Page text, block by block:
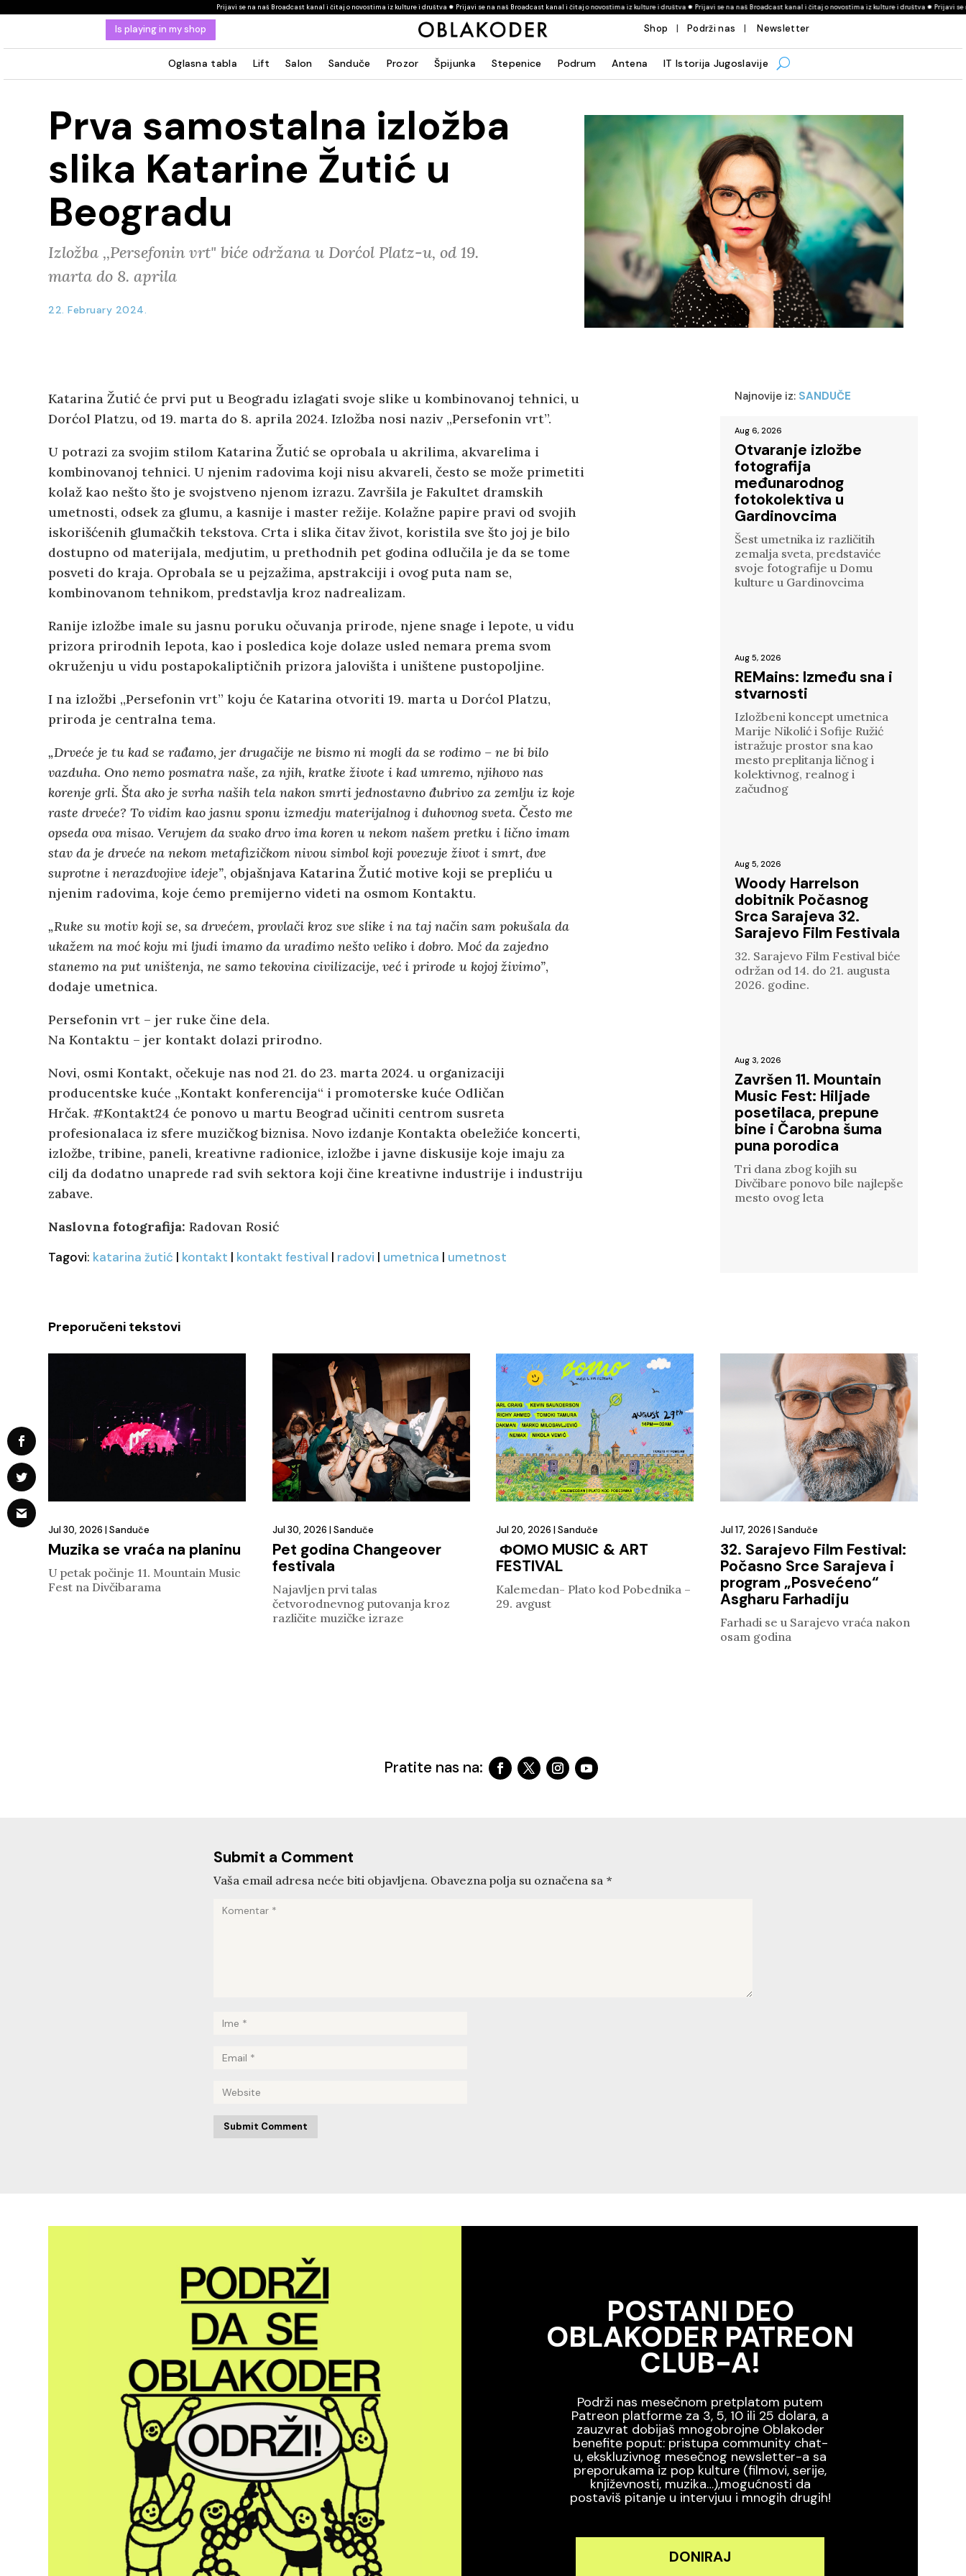
Prijavi se na naš Broadcast kanal i čitaj o novostima iz kulture i društva ✹ Prijavi se na naš Broadcast kanal i čitaj o novostima iz kulture i društva ✹ Prijavi se na naš Broadcast kanal i čitaj o novostima iz kulture i društva ✹ Prijavi se na naš
Is playing in my shop Shop |Podrži nas | Newsletter
Oglasna tabla Lift Salon Sanduče Prozor Špijunka Stepenice Podrum Antena IT Istorija Jugoslavije
Prva samostalna izložba
slika Katarine Žutić u
Beogradu
Izložba ,,Persefonin vrt" biće održana u Dorćol Platz-u, od 19.
marta do 8. aprila
22. February 2024.
Katarina Žutić će prvi put u Beogradu izlagati svoje slike u kombinovanoj tehnici, u
Dorćol Platzu, od 19. marta do 8. aprila 2024. Izložba nosi naziv „Persefonin vrt”.
U potrazi za svojim stilom Katarina Žutić se oprobala u akrilima, akvarelima i
kombinovanoj tehnici. U njenim radovima koji nisu akvareli, često se može primetiti
kolaž kao nešto što je svojstveno njenom izrazu. Završila je Fakultet dramskih
umetnosti, odsek za glumu, a kasnije i master režije. Kolažne papire pravi od svojih
iskorišćenih glumačkih tekstova. Crta i slika čitav život, koristila sve što joj je bilo
dostupno od materijala, medjutim, u prethodnih pet godina odlučila je da se tome
posveti do kraja. Oprobala se u pejzažima, apstrakciji i ovog puta nam se,
kombinovanom tehnikom, predstavlja kroz nadrealizam.
Ranije izložbe imale su jasnu poruku očuvanja prirode, njene snage i lepote, u vidu
prizora prirodnih lepota, kao i posledica koje dolaze usled nemara prema svom
okruženju u vidu postapokaliptičnih prizora jalovišta i uništene pustopoljine.
I na izložbi ,,Persefonin vrt” koju će Katarina otvoriti 19. marta u Dorćol Platzu,
priroda je centralna tema.
„Drveće je tu kad se rađamo, jer drugačije ne bismo ni mogli da se rodimo – ne bi bilo
vazduha. Ono nemo posmatra naše, za njih, kratke živote i kad umremo, njihovo nas
korenje grli. Šta ako je svrha naših tela nakon smrti jednostavno đubrivo za zemlju iz koje
raste drveće? To vidim kao jasnu sponu izmedju materijalnog i duhovnog sveta. Često me
opseda ova misao. Verujem da svako drvo ima koren u nekom našem pretku i lično imam
stav da je drveće na nekom metafizičkom nivou simbol koji povezuje život i smrt, dve
suprotne i nerazdvojive ideje”, objašnjava Katarina Žutić motive koji se prepliću u
njenim radovima, koje ćemo premijerno videti na osmom Kontaktu.
„Ruke su motiv koji se, sa drvećem, provlači kroz sve slike i na taj način sam pokušala da
ukažem na moć koju mi ljudi imamo da uradimo nešto veliko i dobro. Moć da zajedno
stanemo na put uništenja, ne samo tekovina civilizacije, već i prirode u kojoj živimo”,
dodaje umetnica.
Persefonin vrt – jer ruke čine dela.
Na Kontaktu – jer kontakt dolazi prirodno.
Novi, osmi Kontakt, očekuje nas nod 21. do 23. marta 2024. u organizaciji
producentske kuće „Kontakt konferencija“ i promoterske kuće Odličan
Hrčak.#Kontakt24 će ponovo u martu Beograd učiniti centrom susreta
profesionalaca iz sfere muzičkog biznisa. Novo izdanje Kontakta obeležiće koncerti,
izložbe, tribine, paneli, kreativne radionice, izložbe i javne diskusije koje imaju za
cilj da dodatno unaprede rad svih sektora koji čine kreativne industrije i industriju
zabave.
Naslovna fotografija:Radovan Rosić
Tagovi: katarina žutić | kontakt | kontakt festival | radovi | umetnica | umetnost
Najnovije iz: SANDUČE
Otvaranje izložbe
fotografija
međunarodnog
fotokolektiva u
Gardinovcima
Aug 6, 2026
Šest umetnika iz različitih
zemalja sveta, predstaviće
svoje fotografije u Domu
kulture u Gardinovcima
REMains: Između sna i
stvarnosti
Aug 5, 2026
Izložbeni koncept umetnica
Marije Nikolić i Sofije Ružić
istražuje prostor sna kao
mesto preplitanja ličnog i
kolektivnog, realnog i
začudnog
Woody Harrelson
dobitnik Počasnog
Srca Sarajeva 32.
Sarajevo Film Festivala
Aug 5, 2026
32. Sarajevo Film Festival biće
održan od 14. do 21. augusta
2026. godine.
Završen 11. Mountain
Music Fest: Hiljade
posetilaca, prepune
bine i Čarobna šuma
puna porodica
Aug 3, 2026
Tri dana zbog kojih su
Divčibare ponovo bile najlepše
mesto ovog leta
Preporučeni tekstovi
Muzika se vraća na planinu
Jul 30, 2026 |Sanduče
U petak počinje 11. Mountain Music
Fest na Divčibarama
Pet godina Changeover
festivala
Jul 30, 2026 | Sanduče
Najavljen prvi talas
četvorodnevnog putovanja kroz
različite muzičke izraze
ФОМО MUSIC & ART
FESTIVAL
Jul 20, 2026 |Sanduče
Kalemedan- Plato kod Pobednika –
29. avgust
32. Sarajevo Film Festival:
Počasno Srce Sarajeva i
program „Posvećeno“
Asgharu Farhadiju
Jul 17, 2026 | Sanduče
Farhadi se u Sarajevo vraća nakon
osam godina
Pratite nas na:
Submit a Comment
Vaša email adresa neće biti objavljena. Obavezna polja su označena sa *
Submit Comment
POSTANI DEO
OBLAKODER PATREON
CLUB-A!
Podrži nas mesečnom pretplatom putem
Patreon platforme za 3, 5, 10 ili 25 dolara, a
zauzvrat dobijaš mnogobrojne Oblakoder
benefite poput: pristupa community chat-
u, ekskluzivnog mesečnog newsletter-a sa
preporukama iz pop kulture (filmovi, serije,
književnosti, muzika…),mogućnosti da
postaviš pitanje u intervjuu i mnogih drugih!
DONIRAJ